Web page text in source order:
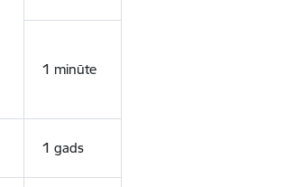
1 minūte
1 gads